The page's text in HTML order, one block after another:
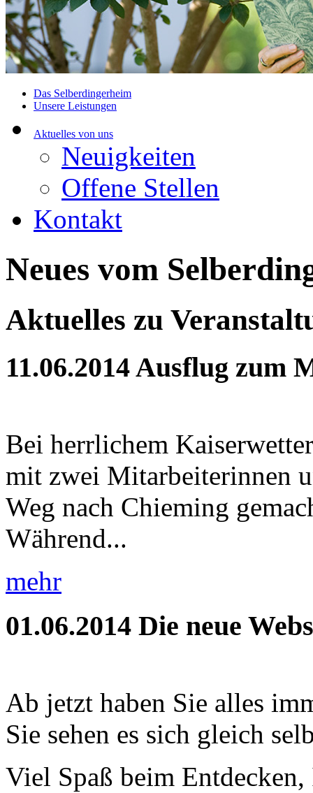
Das Selberdingerheim
Unsere Leistungen
Aktuelles von uns
Neuigkeiten
Offene Stellen
Kontakt
Neues vom
Aktuelles zu
11.06.2014Ausflug zum
Bei herrlichem
mit zwei Mitarbeiterinnen
Weg nach Chieming
Während...
mehr
01.06.2014 Die neue
Ab jetzt haben Sie alles
Sie sehen es sich gleich
Viel Spaß beim